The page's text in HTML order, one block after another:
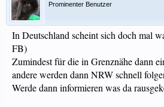
Prominenter Benutzer
In Deutschland scheint sich doch mal
FB)
Zumindest für die in Grenznähe dann
andere werden dann NRW schnell
Werde dann informieren was da